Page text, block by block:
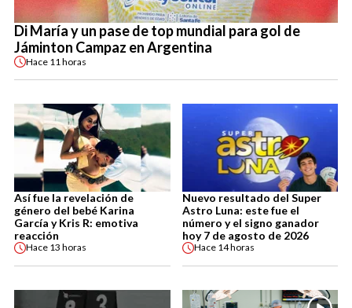
Di María y un pase de top mundial para gol de
Jáminton Campaz en Argentina
Hace 11 horas
Así fue la revelación de
género del bebé Karina
García y Kris R: emotiva
reacción
Hace 13 horas
Nuevo resultado del Super
Astro Luna: este fue el
número y el signo ganador
hoy 7 de agosto de 2026
Hace 14 horas